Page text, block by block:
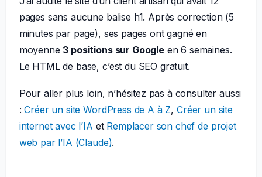
pages sans aucune balise h1. Après correction (5
minutes par page), ses pages ont gagné en
moyenne 3 positions sur Googleen 6 semaines.
Le HTML de base, c’est du SEO gratuit.
Pour aller plus loin, n’hésitez pas à consulter aussi
:Créer un site WordPress de A à Z, Créer un site
internet avec l’IA et Remplacer son chef de projet
web par l’IA (Claude).